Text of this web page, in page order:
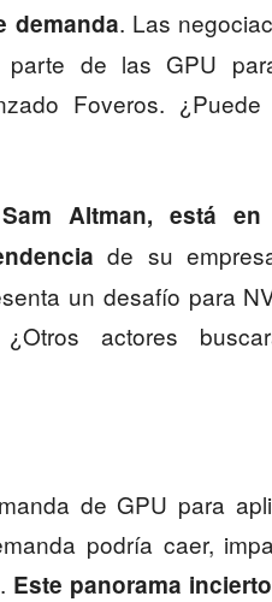
demanda. Las
parte de las GPU
Foveros.
Sam Altman, está
de su
un desafío para
actores
de GPU para
podría caer,
Este panorama